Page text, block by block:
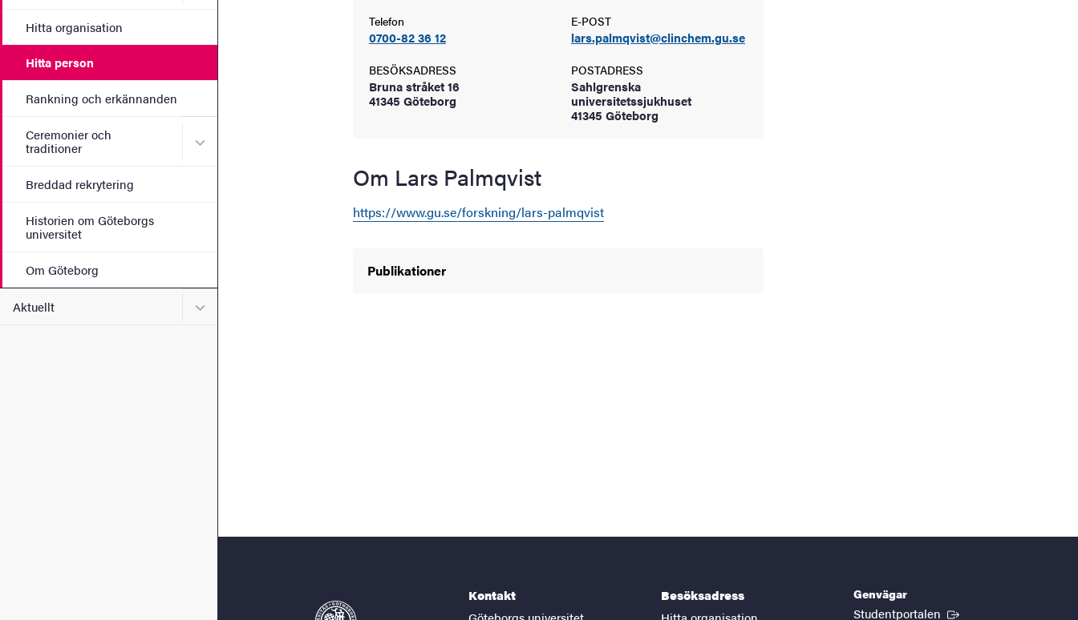
Hitta organisation
Hitta person
Rankning och erkännanden
Ceremonier och
traditioner
Undermeny för Ceremonier och traditioner
Breddad rekrytering
Historien om Göteborgs
universitet
Om Göteborg
Aktuellt Undermeny för Aktuellt
Telefon
0700-82 36 12
E-POST
lars.palmqvist@clinchem.gu.se
BESÖKSADRESS
Bruna stråket 16
41345 Göteborg
POSTADRESS
Sahlgrenska
universitetssjukhuset
41345 Göteborg
Om Lars Palmqvist
https://www.gu.se/forskning/lars-palmqvist
Publikationer
Kontakt
Besöksadress
Genvägar
Studentportalen (Extern länk)